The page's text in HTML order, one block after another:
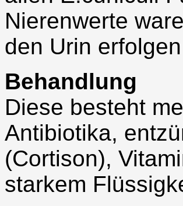
Nierenwerte
den Urin
Behandlung
Diese besteht
Antibiotika,
(Cortison),
starkem